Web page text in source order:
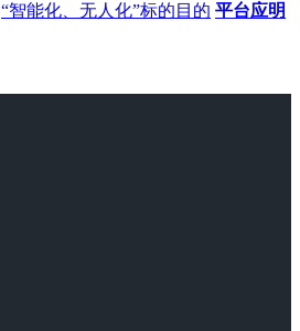
“智能化、无人化”标的目的 平台应明